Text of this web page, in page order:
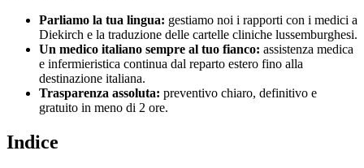
Parliamo la tua lingua: gestiamo noi i rapporti con i medici a
Diekirch e la traduzione delle cartelle cliniche lussemburghesi.
Un medico italiano sempre al tuo fianco: assistenza medica
e infermieristica continua dal reparto estero fino alla
destinazione italiana.
Trasparenza assoluta: preventivo chiaro, definitivo e
gratuito in meno di 2 ore.
Indice